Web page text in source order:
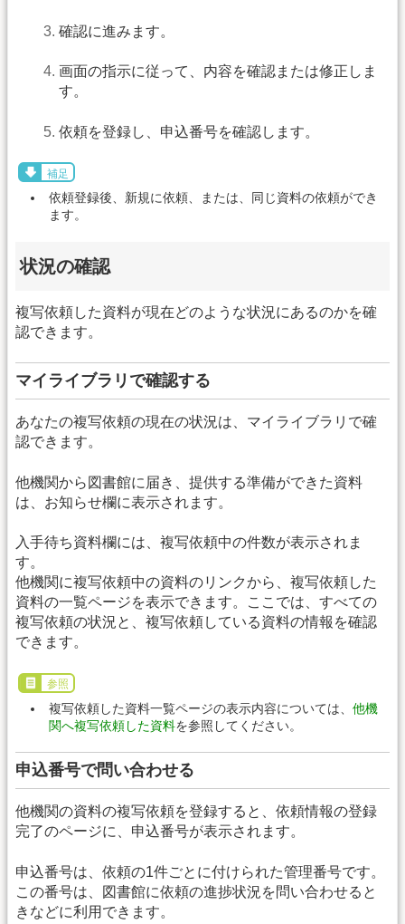
確認に進みます。
画面の指示に従って、内容を確認または修正しま
す。
依頼を登録し、申込番号を確認します。
補足
依頼登録後、新規に依頼、または、同じ資料の依頼ができ
ます。
状況の確認
複写依頼した資料が現在どのような状況にあるのかを確
認できます。
マイライブラリで確認する
あなたの複写依頼の現在の状況は、マイライブラリで確
認できます。
他機関から図書館に届き、提供する準備ができた資料
は、お知らせ欄に表示されます。
入手待ち資料欄には、複写依頼中の件数が表示されま
す。
他機関に複写依頼中の資料のリンクから、複写依頼した
資料の一覧ページを表示できます。ここでは、すべての
複写依頼の状況と、複写依頼している資料の情報を確認
できます。
参照
複写依頼した資料一覧ページの表示内容については、 他機
関へ複写依頼した資料を参照してください。
申込番号で問い合わせる
他機関の資料の複写依頼を登録すると、依頼情報の登録
完了のページに、申込番号が表示されます。
申込番号は、依頼の1件ごとに付けられた管理番号です。
この番号は、図書館に依頼の進捗状況を問い合わせると
きなどに利用できます。